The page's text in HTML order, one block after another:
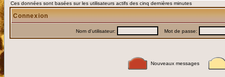
Ces données sont basées sur les utilisateurs actifs des cinq dernières minutes
Connexion
Nom d'utilisateur: Mot de passe:
Nouveaux messages